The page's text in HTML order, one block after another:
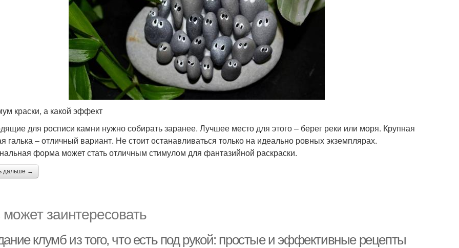
краски, а какой эффект
для росписи камни нужно собирать заранее. Лучшее место для этого – берег реки или моря. Крупная
галька – отличный вариант. Не стоит останавливаться только на идеально ровных экземплярах.
форма может стать отличным стимулом для фантазийной раскраски.
дальше →
заинтересовать
клумб из того, что есть под рукой: простые и эффективные рецепты